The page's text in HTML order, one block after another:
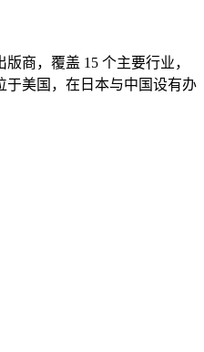
商，覆盖 15 个主要行业，
于美国，在日本与中国设有办